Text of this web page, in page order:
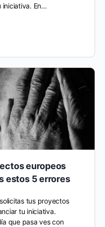
iniciativa. En…
europeos
estos 5 errores
tus proyectos
tu iniciativa.
que pasa ves con